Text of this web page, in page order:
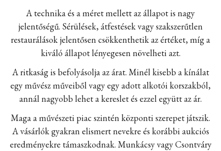
A technika és a méret mellett az állapot is nagy
jelentőségű. Sérülések, átfestések vagy szakszerűtlen
restaurálások jelentősen csökkenthetik az értéket, míg a
kiváló állapot lényegesen növelheti azt.
A ritkaság is befolyásolja az árat. Minél kisebb a kínálat
egy művész műveiből vagy egy adott alkotói korszakból,
annál nagyobb lehet a kereslet és ezzel együtt az ár.
Maga a művészeti piac szintén központi szerepet játszik.
A vásárlók gyakran elismert nevekre és korábbi aukciós
eredményekre támaszkodnak. Munkácsy vagy Csontváry